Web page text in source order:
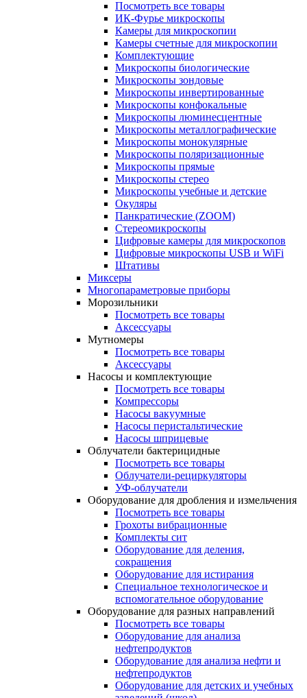
Посмотреть все товары
ИК-Фурье микроскопы
Камеры для микроскопии
Камеры счетные для микроскопии
Комплектующие
Микроскопы биологические
Микроскопы зондовые
Микроскопы инвертированные
Микроскопы конфокальные
Микроскопы люминесцентные
Микроскопы металлографические
Микроскопы монокулярные
Микроскопы поляризационные
Микроскопы прямые
Микроскопы стерео
Микроскопы учебные и детские
Окуляры
Панкратические (ZOOM)
Стереомикроскопы
Цифровые камеры для микроскопов
Цифровые микроскопы USB и WiFi
Штативы
Миксеры
Многопараметровые приборы
Морозильники
Посмотреть все товары
Аксессуары
Мутномеры
Посмотреть все товары
Аксессуары
Насосы и комплектующие
Посмотреть все товары
Компрессоры
Насосы вакуумные
Насосы перистальтические
Насосы шприцевые
Облучатели бактерицидные
Посмотреть все товары
Облучатели-рециркуляторы
УФ-облучатели
Оборудование для дробления и измельчения
Посмотреть все товары
Грохоты вибрационные
Комплекты сит
Оборудование для деления,
сокращения
Оборудование для истирания
Специальное технологическое и
вспомогательное оборудование
Оборудование для разных направлений
Посмотреть все товары
Оборудование для анализа
нефтепродуктов
Оборудование для анализа нефти и
нефтепродуктов
Оборудование для детских и учебных